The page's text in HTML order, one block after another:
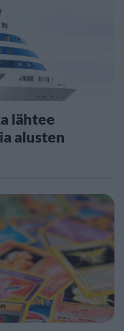
lähtee
alusten